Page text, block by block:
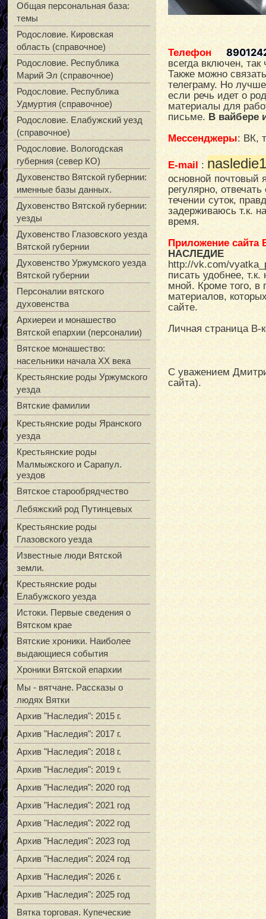
Телефон
всегда включен,
Также можно
телеграму. Но
если речь идет о
материалы для
письме.В вайбере
Мессенджеры: ВК,
E-mail:
основной почтовый
регулярно,
течении суток,
задерживаюсь т.к.
время.
Приложение сайта
НАСЛЕДИЕ
http://vk.com/
писать удобнее,
мной. Кроме того, в
материалов,
сайте.
Личная страница В-
С уважением
сайта).
Общая персональная база:
темы
Родословие. Кировская
область (справочное)
Родословие. Республика
Марий Эл (справочное)
Родословие. Республика
Удмуртия (справочное)
Родословие. Елабужский уезд
(справочное)
Родословие. Вологодская
губерния (север КО)
Духовенство Вятской губернии:
именные базы данных.
Духовенство Вятской губернии:
уезды
Духовенство Глазовского уезда
Вятской губернии
Духовенство Уржумского уезда
Вятской губернии
Персоналии вятского
духовенства
Архиереи и монашество
Вятской епархии (персоналии)
Вятское монашество:
насельники начала XX века
Крестьянские роды Уржумского
уезда
Вятские фамилии
Крестьянские роды Яранского
уезда
Крестьянские роды
Малмыжского и Сарапул.
уездов
Вятское старообрядчество
Лебяжский род Путинцевых
Крестьянские роды
Глазовского уезда
Известные люди Вятской
земли.
Крестьянские роды
Елабужского уезда
Истоки. Первые сведения о
Вятском крае
Вятские хроники. Наиболее
выдающиеся события
Хроники Вятской епархии
Мы - вятчане. Рассказы о
людях Вятки
Архив "Наследия": 2015 г.
Архив "Наследия": 2017 г.
Архив "Наследия": 2018 г.
Архив "Наследия": 2019 г.
Архив "Наследия": 2020 год
Архив "Наследия": 2021 год
Архив "Наследия": 2022 год
Архив "Наследия": 2023 год
Архив "Наследия": 2024 год
Архив "Наследия": 2026 г.
Архив "Наследия": 2025 год
Вятка торговая. Купеческие